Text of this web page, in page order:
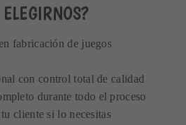
fabricación de juegos
con control total de calidad
durante todo el proceso
cliente si lo necesitas